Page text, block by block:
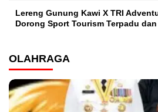
Lereng Gunung Kawi X TRI
Dorong Sport Tourism Terpadu
OLAHRAGA